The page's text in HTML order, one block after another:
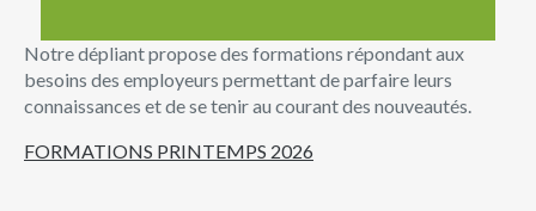
Notre dépliant propose des formations répondant aux
besoins des employeurs permettant de parfaire leurs
connaissances et de se tenir au courant des nouveautés.
FORMATIONS PRINTEMPS 2026